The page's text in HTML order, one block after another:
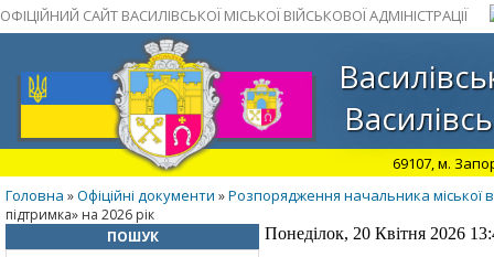
ОФІЦІЙНИЙ САЙТ ВАСИЛІВСЬКОЇ МІСЬКОЇ ВІЙСЬКОВОЇ АДМІНІСТРАЦІЇ
69107, м.
Головна »Офіційні документи »Розпорядження начальника міської
підтримка» на 2026 рік
ПОШУК
Понеділок, 20 Квітня 2026